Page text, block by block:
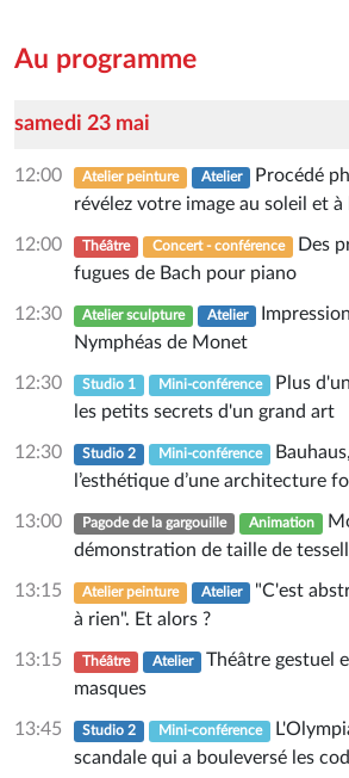
Au programme
samedi 23 mai
12:00 Atelier peinture Atelier Procédé
révélez votre image au soleil et à
12:00 Théâtre Concert - conférence Des
fugues de Bach pour piano
12:30 Atelier sculpture Atelier
Nymphéas de Monet
12:30 Studio 1 Mini-conférence Plus
les petits secrets d'un grand art
12:30 Studio 2 Mini-conférence
l’esthétique d’une architecture
13:00 Pagode de la gargouille Animation
démonstration de taille de
13:15 Atelier peinture Atelier "C'est
à rien". Et alors ?
13:15 Théâtre Atelier Théâtre gestuel
masques
13:45 Studio 2 Mini-conférence
scandale qui a bouleversé les